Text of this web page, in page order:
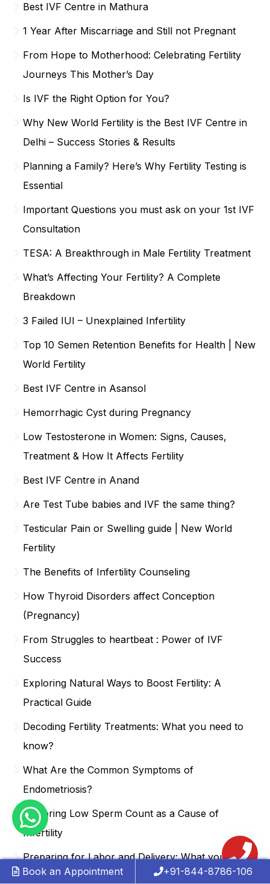
Best IVF Centre in Mathura
1 Year After Miscarriage and Still not Pregnant
From Hope to Motherhood: Celebrating Fertility
Journeys This Mother’s Day
Is IVF the Right Option for You?
Why New World Fertility is the Best IVF Centre in
Delhi – Success Stories & Results
Planning a Family? Here’s Why Fertility Testing is
Essential
Important Questions you must ask on your 1st IVF
Consultation
TESA: A Breakthrough in Male Fertility Treatment
What’s Affecting Your Fertility? A Complete
Breakdown
3 Failed IUI – Unexplained Infertility
Top 10 Semen Retention Benefits for Health | New
World Fertility
Best IVF Centre in Asansol
Hemorrhagic Cyst during Pregnancy
Low Testosterone in Women: Signs, Causes,
Treatment & How It Affects Fertility
Best IVF Centre in Anand
Are Test Tube babies and IVF the same thing?
Testicular Pain or Swelling guide | New World
Fertility
The Benefits of Infertility Counseling
How Thyroid Disorders affect Conception
(Pregnancy)
From Struggles to heartbeat : Power of IVF
Success
Exploring Natural Ways to Boost Fertility: A
Practical Guide
Decoding Fertility Treatments: What you need to
know?
What Are the Common Symptoms of
Endometriosis?
Exploring Low Sperm Count as a Cause of
Infertility
Preparing for Labor and Delivery: What you need
to know ?
Book an Appointment +91-844-8786-106